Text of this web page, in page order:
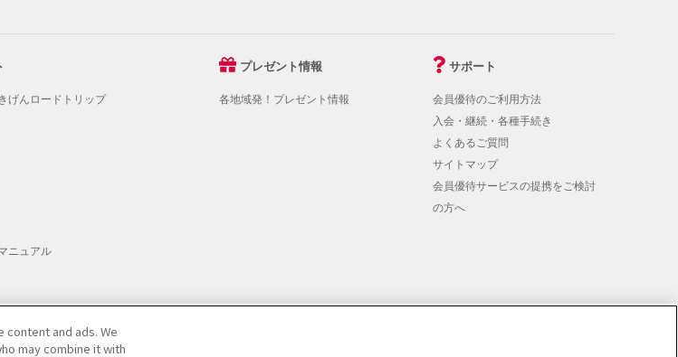
げんロードトリップ
ニュアル
プレゼント情報
各地域発！プレゼント情報
サポート
会員優待のご利用方法
入会・継続・各種手続き
よくあるご質問
サイトマップ
会員優待サービスの提携をご検討
の方へ
ームページ | Do Not Sell or Share My Personal Information
and ads. We
may combine it with